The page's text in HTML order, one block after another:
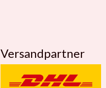
Versandpartner